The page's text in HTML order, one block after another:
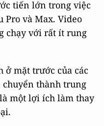
tiến lớn trong việc
Pro và Max. Video
chạy với rất ít rung
ở mặt trước của các
chuyển thành trung
một lợi ích làm thay